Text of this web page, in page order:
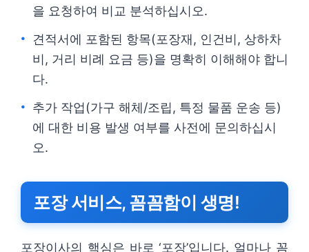
을 요청하여 비교 분석하십시오.
견적서에 포함된 항목(포장재, 인건비, 상하차
비, 거리 비례 요금 등)을 명확히 이해해야 합니
다.
추가 작업(가구 해체/조립, 특정 물품 운송 등)
에 대한 비용 발생 여부를 사전에 문의하십시
오.
포장 서비스, 꼼꼼함이 생명!
포장이사의 핵심은 바로 ‘포장’입니다. 얼마나 꼼